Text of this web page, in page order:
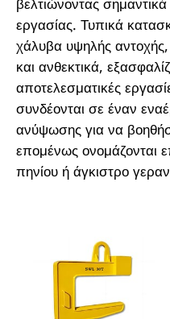
εργασίας. Τυπικά
χάλυβα υψηλής
και ανθεκτικά,
αποτελεσματικές
συνδέονται σε έναν
ανύψωσης για να
επομένως ονομάζονται
πηνίου ή άγκιστρο